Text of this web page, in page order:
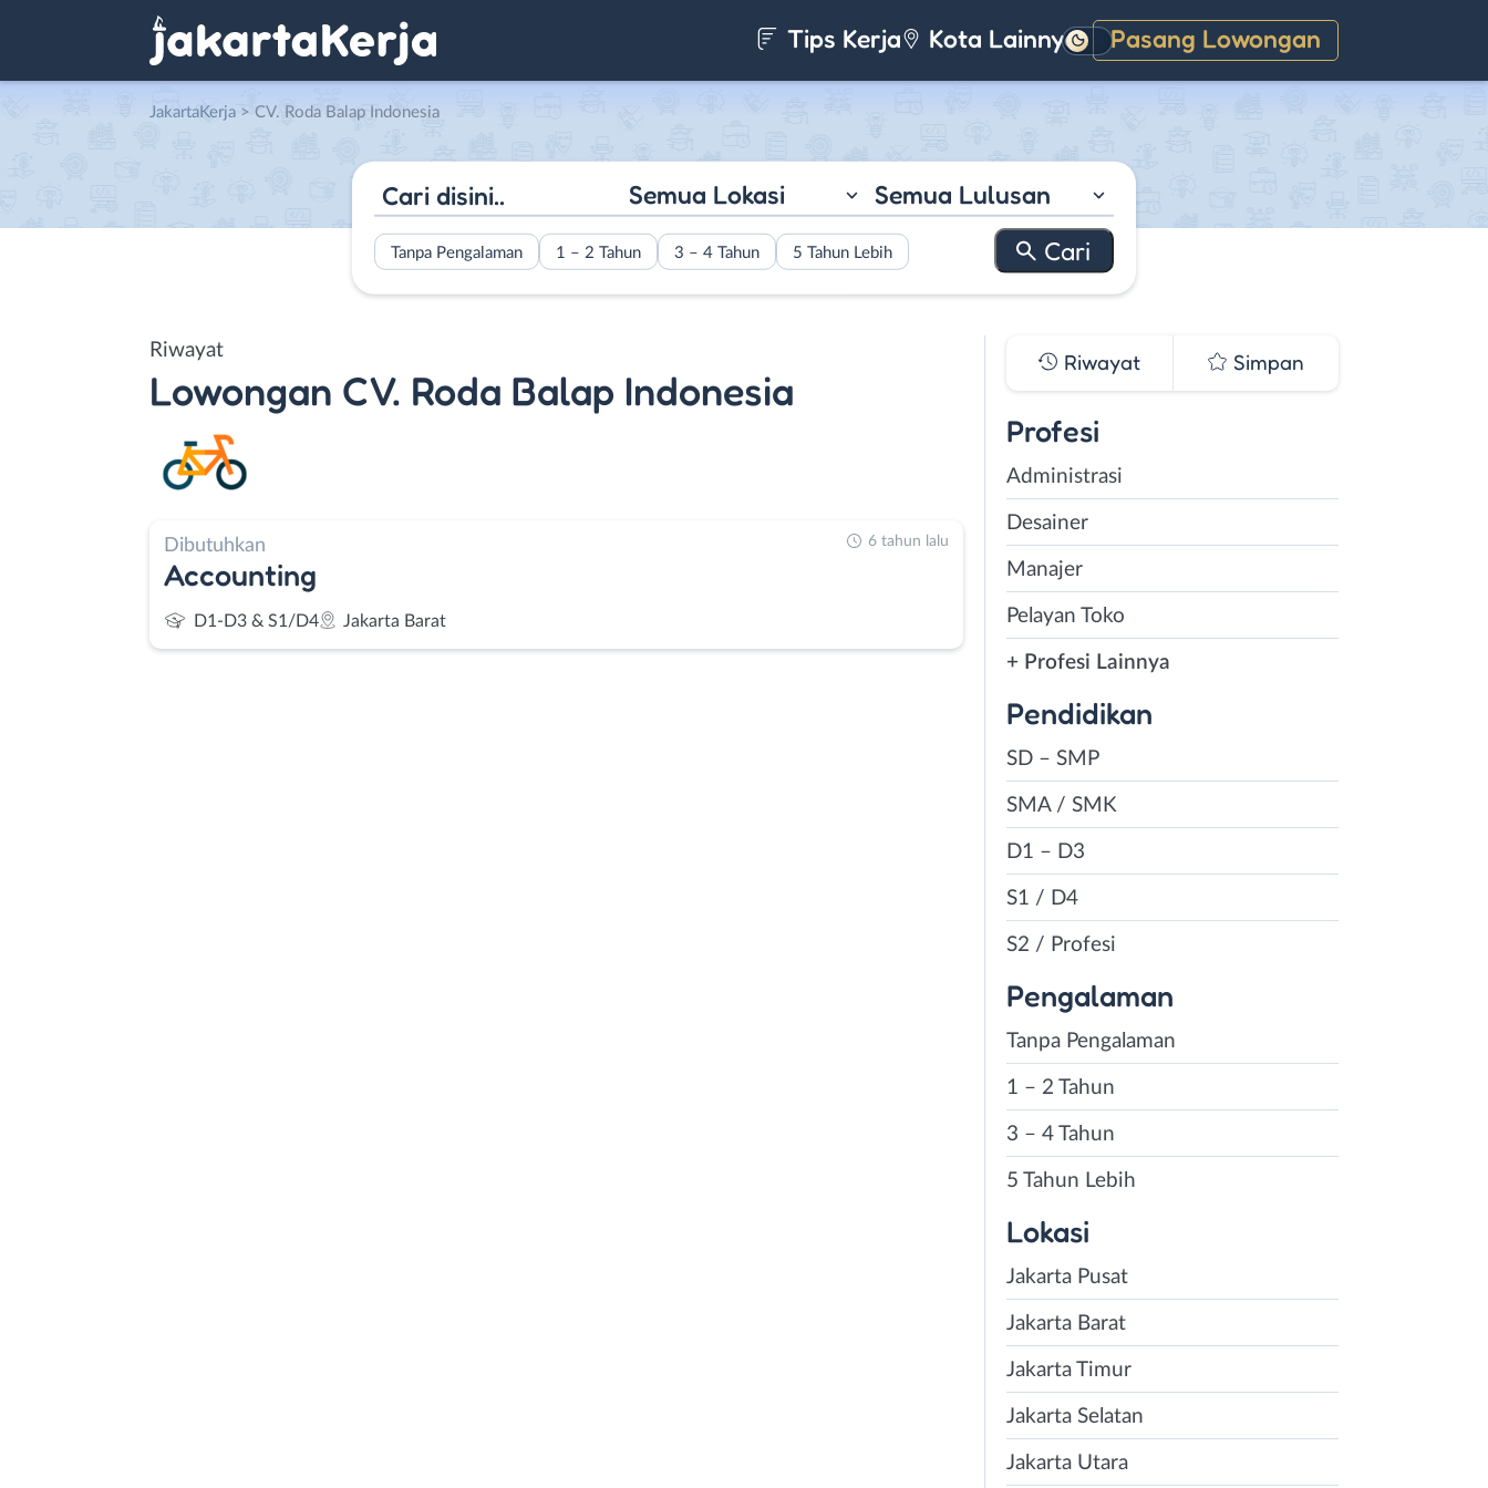
Tips Kerja Kota Lainnya Pasang Lowongan
Gelap
JakartaKerja > CV. Roda Balap Indonesia
Semua Lokasi Semua Lulusan
Tanpa Pengalaman 1 – 2 Tahun 3 – 4 Tahun 5 Tahun Lebih
Riwayat
Lowongan CV. Roda Balap Indonesia
Dibutuhkan
Accounting
D1-D3 & S1/D4 Jakarta Barat
6 tahun lalu
Riwayat Simpan
Profesi
Administrasi
Desainer
Manajer
Pelayan Toko
+ Profesi Lainnya
Pendidikan
SD – SMP
SMA / SMK
D1 – D3
S1 / D4
S2 / Profesi
Pengalaman
Tanpa Pengalaman
1 – 2 Tahun
3 – 4 Tahun
5 Tahun Lebih
Lokasi
Jakarta Pusat
Jakarta Barat
Jakarta Timur
Jakarta Selatan
Jakarta Utara